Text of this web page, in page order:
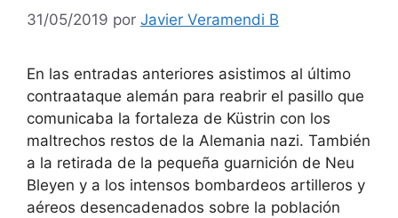
31/05/2019 por Javier Veramendi B
En las entradas anteriores asistimos al último
contraataque alemán para reabrir el pasillo que
comunicaba la fortaleza de Küstrin con los
maltrechos restos de la Alemania nazi. También
a la retirada de la pequeña guarnición de Neu
Bleyen y a los intensos bombardeos artilleros y
aéreos desencadenados sobre la población